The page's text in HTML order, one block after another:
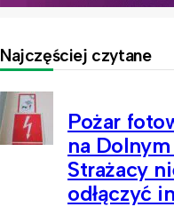
Najczęściej czytane
Pożar
na
Strażacy
odłączyć